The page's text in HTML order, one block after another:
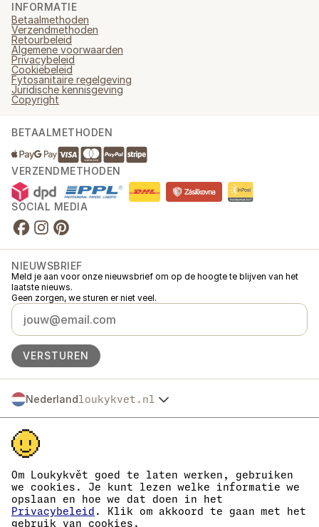
Om Loukykvět goed te laten werken, gebruiken
we cookies. Je kunt lezen welke informatie we
opslaan en hoe we dat doen in het
Privacybeleid . Klik om akkoord te gaan met het
gebruik van cookies.
INFORMATIE
Betaalmethoden
Verzendmethoden
Retourbeleid
Algemene voorwaarden
Privacybeleid
Cookiebeleid
Fytosanitaire regelgeving
Juridische kennisgeving
Copyright
BETAALMETHODEN
VERZENDMETHODEN
SOCIAL MEDIA
NIEUWSBRIEF
Meld je aan voor onze nieuwsbrief om op de hoogte te blijven van het
laatste nieuws.
Geen zorgen, we sturen er niet veel.
VERSTUREN
Nederlandloukykvet.nl
Česko
Slovensko
Polska
Österreich
Deutschland
France
België
Danmark
Loukykvět s.r.o. staat ingeschreven in het handelsregister van de
gemeentelijke rechtbank in Praag, sectie C, dossier 268616.
EKF00180493.
Wij gebruiken registratienummer 0636 voor de afgifte van
plantenpaspoorten.
Ons KvK-nummer is 05663687, btw-nummer is CZ05663687.
Het ID van de data box is eng827q.